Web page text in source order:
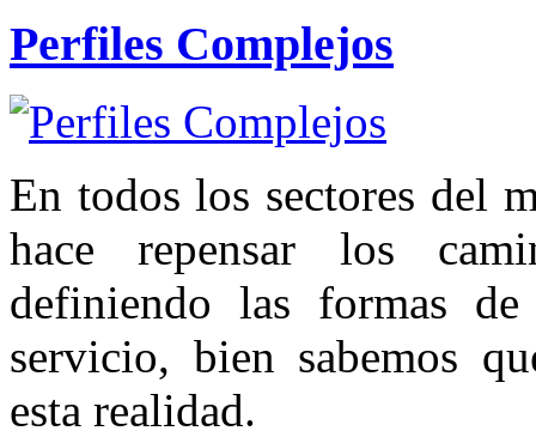
Perfiles Complejos
En todos los sectores del
hace repensar los
definiendo las formas
servicio, bien sabemos
esta realidad.